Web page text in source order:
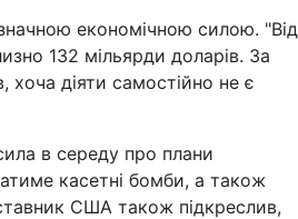
економічною силою. "Від
132 мільярди доларів. За
хоча діяти самостійно не є
в середу про плани
касетні бомби, а також
США також підкреслив,